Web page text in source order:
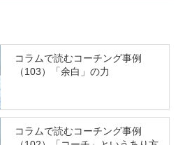
コラムで読むコーチング事例
（103）「余白」の力
コラムで読むコーチング事例